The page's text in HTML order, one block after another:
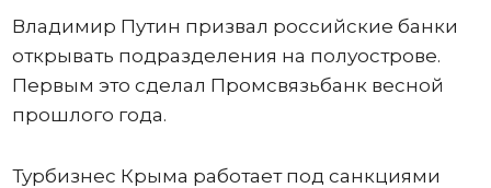
Владимир Путин призвал российские банки
открывать подразделения на полуострове.
Первым это сделал Промсвязьбанк весной
прошлого года.
Турбизнес Крыма работает под санкциями